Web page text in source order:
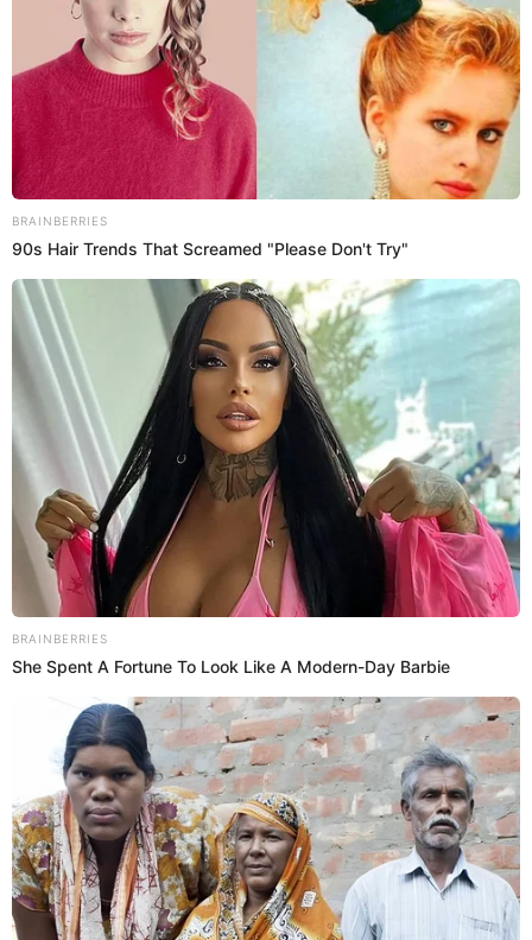
Olinda Castañeda causó polémica en las redes sociales tras
compartir el sueño que tuvo con Dios. ¿Por qué cree que usar ropa
unisex ocasiona que se pierda contacto con Él?
Melanni Miranda
Olinda Castañeda
16 Jul 2024 | 14:37 h
Olinda Castañeda le da un cambio radical a su
vida y ahora predica en templo: “Abre mi
corazón, Señor”
La cuenta Instarándula compartió un video donde se logra ver a
Olinda Castañeda predicar en un templo cristiano.
Estefani Hoyos
Olinda Castañeda